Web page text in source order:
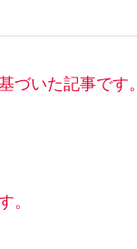
づいた記事です。
。